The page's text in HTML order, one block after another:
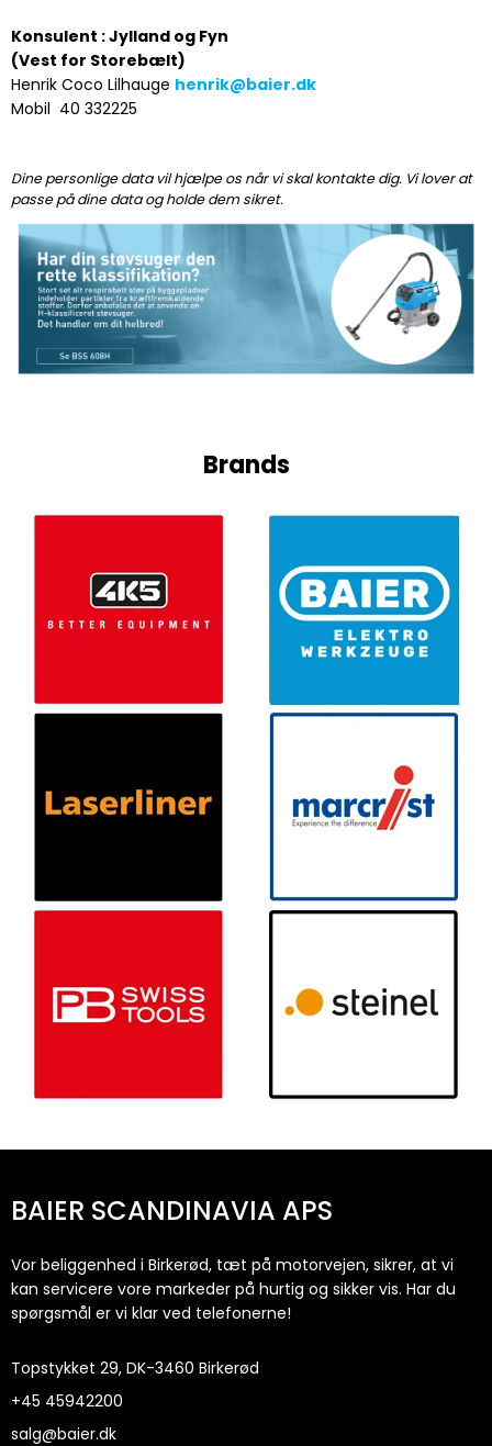
Konsulent : Jylland og Fyn
(Vest for Storebælt)
Henrik Coco Lilhauge henrik@baier.dk
Mobil 40 332225
Dine personlige data vil hjælpe os når vi skal kontakte dig. Vi lover at
passe på dine data og holde dem sikret.
Brands
BAIER SCANDINAVIA APS
Vor beliggenhed i Birkerød, tæt på motorvejen, sikrer, at vi
kan servicere vore markeder på hurtig og sikker vis. Har du
spørgsmål er vi klar ved telefonerne!
Topstykket 29, DK-3460 Birkerød
+45 45942200
salg@baier.dk